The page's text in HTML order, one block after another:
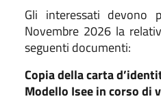
Gli interessati devono
Novembre 2026 la
seguenti documenti:
Copia della carta
Modello Isee in corso di